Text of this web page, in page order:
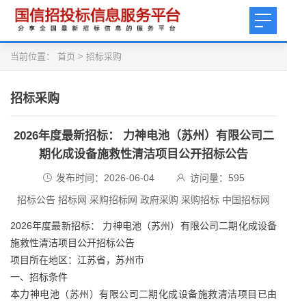
当前位置： 首页 > 招标采购
招标采购
2026年度最新招标： 力神电池（苏州）有限公司二
期化成设备施救性清洁项目公开招标公告
发布时间：2026-06-04 访问量： 595
招标公告 招标网 采购招标网 政府采购 采购招标 中国招标网
2026年度最新招标： 力神电池（苏州）有限公司二期化成设备
施救性清洁项目公开招标公告
项目所在地区：江苏省，苏州市
一、招标条件
本力神电池（苏州）有限公司二期化成设备施救清洁项目已由